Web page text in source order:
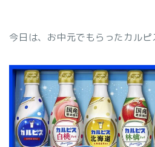
今日は、お中元でもらったカル